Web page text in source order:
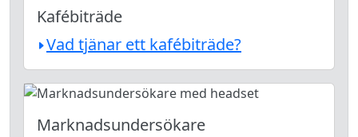
Kafébiträde
Vad tjänar ett kafébiträde?
Marknadsundersökare